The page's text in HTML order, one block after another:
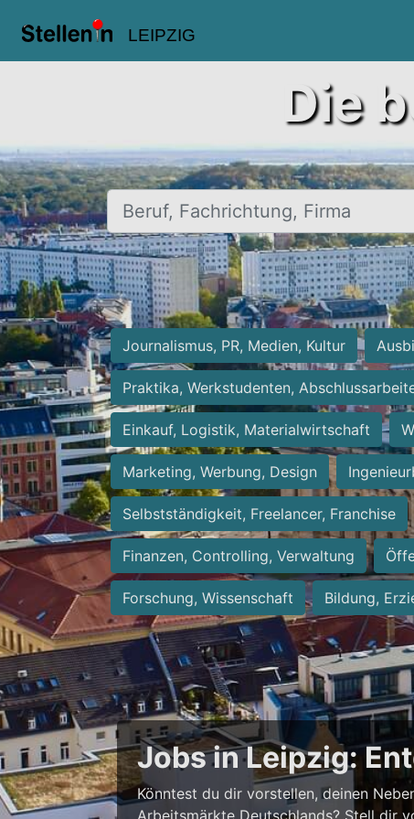
LEIPZIG
Die
Beruf, Fachrichtung, Firma
Journalismus, PR, Medien, Kultur
Praktika, Werkstudenten,
Einkauf, Logistik, Materialwirtschaft
Marketing, Werbung, Design
Selbstständigkeit, Freelancer, Franchise
Finanzen, Controlling, Verwaltung
Forschung, Wissenschaft Bildung,
Jobs in Leipzig:
Könntest du dir vorstellen, deinen